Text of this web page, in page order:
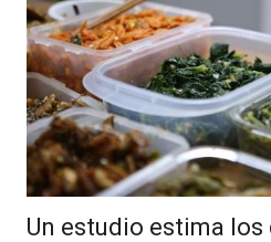
Un estudio estima